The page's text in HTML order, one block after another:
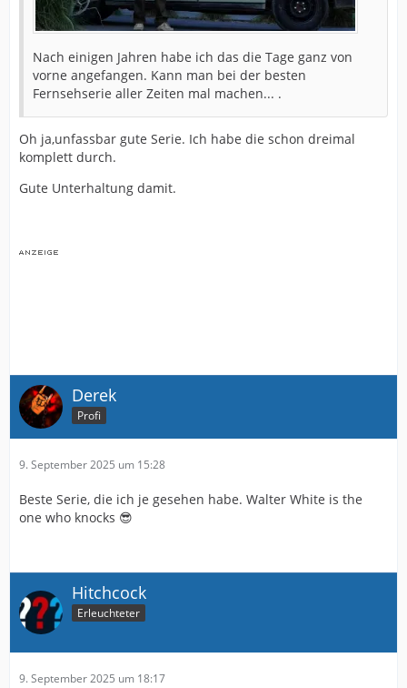
Nach einigen Jahren habe ich das die Tage ganz von
vorne angefangen. Kann man bei der besten
Fernsehserie aller Zeiten mal machen... .
Oh ja,unfassbar gute Serie. Ich habe die schon dreimal
komplett durch.
Gute Unterhaltung damit.
Derek
Profi
9. September 2025 um 15:28
Beste Serie, die ich je gesehen habe. Walter White is the
one who knocks 😎
Hitchcock
Erleuchteter
9. September 2025 um 18:17